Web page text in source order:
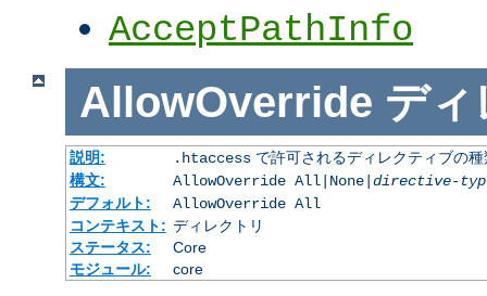
AcceptPathInfo
AllowOverride ディ
説明: .htaccessで許可されるディレクティブの種
構文:
AllowOverride All|None| directive-
デフォルト:
AllowOverride All
コンテキスト: ディレクトリ
ステータス:
Core
モジュール:
core